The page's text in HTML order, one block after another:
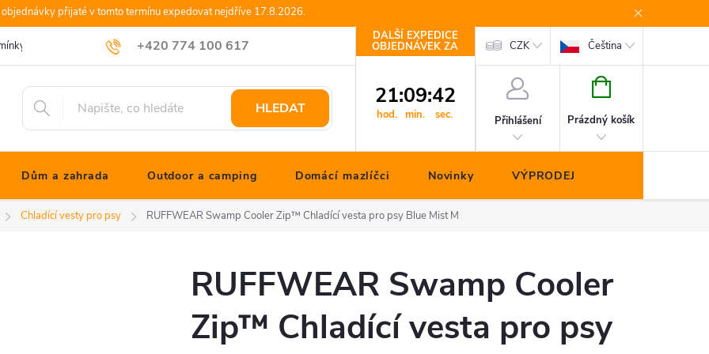
přijaté v tomto termínu expedovat nejdříve 17.8.2026.
+420 774 100 617
info@jonathanshop.cz
Podmínky ochrany osobních údajů Blog JONATHANshop.cz Kontakty CZK Čeština
HLEDAT
DALŠÍ EXPEDICE
OBJEDNÁVEK ZA
21
hod.
:09
min.
:41
sec. Přihlášení
NÁKUPNÍ
Prázdný košík
Dům a zahrada Outdoor a camping Domácí mazlíčci Novinky VÝPRODEJ
Chladící vesty pro psy RUFFWEAR Swamp Cooler Zip™ Chladící vesta pro psy Blue Mist M
RUFFWEAR Swamp Cooler
Zip™ Chladící vesta pro psy